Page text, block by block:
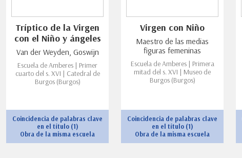
Tríptico de la Virgen
con el Niño y ángeles
Van der Weyden, Goswijn
Escuela de Amberes | Primer
cuarto del s. XVI | Catedral de
Burgos (Burgos)
Coincidencia de palabras clave
en el título (1)
Obra de la misma escuela
Virgen con Niño
Maestro de las medias
figuras femeninas
Escuela de Amberes | Primera
mitad del s. XVI | Museo de
Burgos (Burgos)
Coincidencia de palabras clave
en el título (1)
Obra de la misma escuela